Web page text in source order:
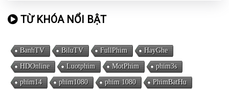
TỪ KHÓA NỔI BẬT
BanhTV BiluTV FullPhim HayGhe
HDOnline Luotphim MotPhim phim3s
phim14 phim1080 phim 1080 PhimBatHu